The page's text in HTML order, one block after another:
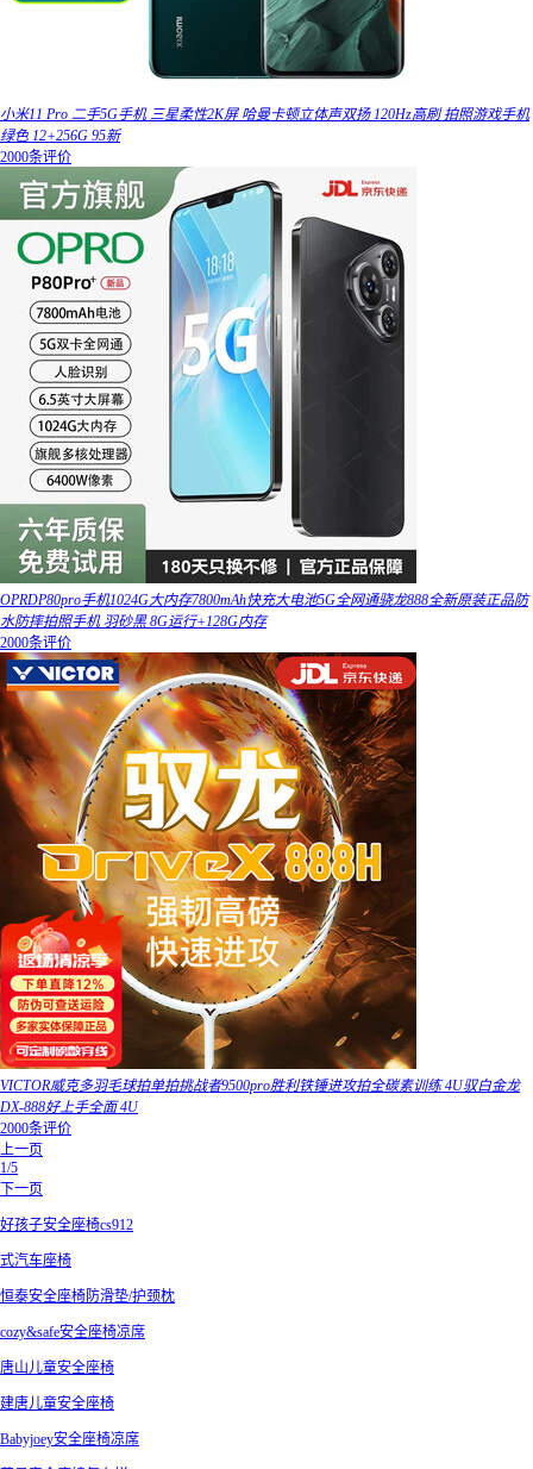
小米11 Pro 二手5G手机 三星柔性2K屏 哈曼卡顿立体声双扬 120Hz高刷 拍照游戏手机
绿色 12+256G 95新
2000条评价
OPRDP80pro手机1024G大内存7800mAh快充大电池5G全网通骁龙888全新原装正品防
水防摔拍照手机 羽砂黑 8G运行+128G内存
2000条评价
VICTOR威克多羽毛球拍单拍挑战者9500pro胜利铁锤进攻拍全碳素训练 4U驭白金龙
DX-888好上手全面 4U
2000条评价
上一页
1/5
下一页
好孩子安全座椅cs912
式汽车座椅
恒泰安全座椅防滑垫/护颈枕
cozy&safe安全座椅凉席
唐山儿童安全座椅
建唐儿童安全座椅
Babyjoey安全座椅凉席